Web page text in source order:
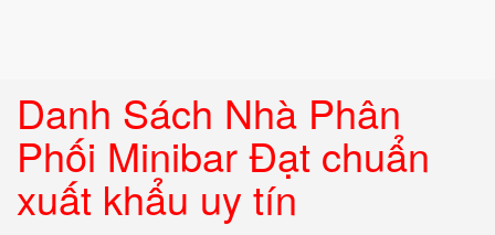
Danh Sách Nhà Phân
Phối Minibar Đạt chuẩn
xuất khẩu uy tín